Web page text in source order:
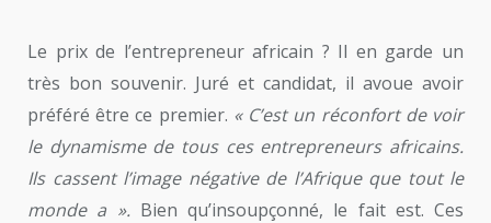
Le prix de l’entrepreneur africain ? Il en garde un
très bon souvenir. Juré et candidat, il avoue avoir
préféré être ce premier. « C’est un réconfort de voir
le dynamisme de tous ces entrepreneurs africains.
Ils cassent l’image négative de l’Afrique que tout le
monde a ». Bien qu’insoupçonné, le fait est. Ces